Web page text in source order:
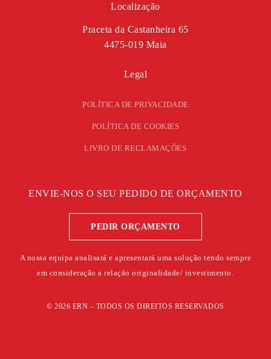
Localização
Praceta da Castanheira 65
4475-019 Maia
Legal
POLÍTICA DE PRIVACIDADE
POLÍTICA DE COOKIES
LIVRO DE RECLAMAÇÕES
ENVIE-NOS O SEU PEDIDO DE ORÇAMENTO
PEDIR ORÇAMENTO
A nossa equipa analisará e apresentará uma solução tendo sempre
em consideração a relação originalidade/ investimento.
©2026 ERN – TODOS OS DIREITOS RESERVADOS